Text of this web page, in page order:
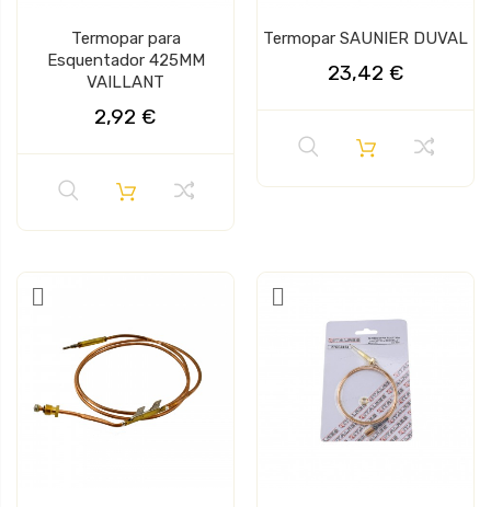
Termopar para
Esquentador 425MM
VAILLANT
2,92 €
Termopar SAUNIER DUVAL
23,42 €